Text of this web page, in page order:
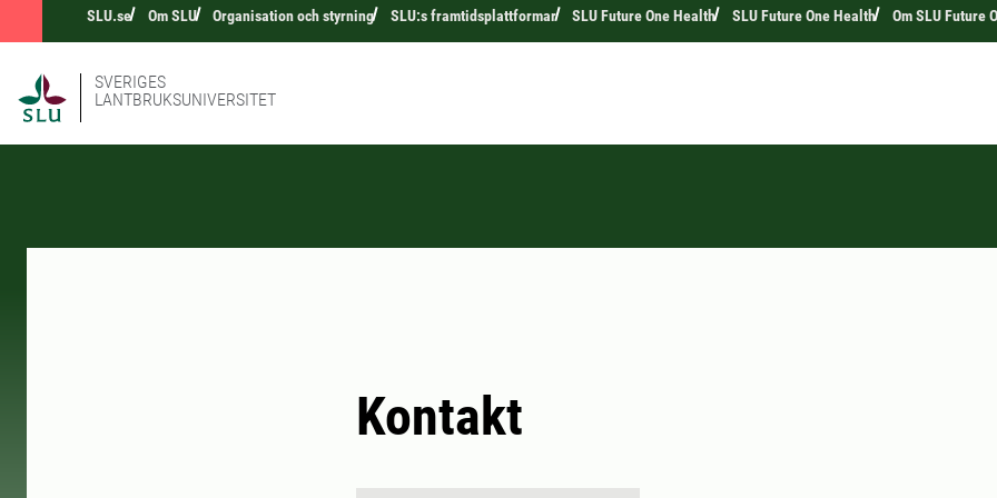
SLU.se Om SLU Organisation och styrning SLU:s framtidsplattformar SLU Future One Health SLU Future One Health Om SLU Future
SVERIGES
LANTBRUKSUNIVERSITET
Kontakt